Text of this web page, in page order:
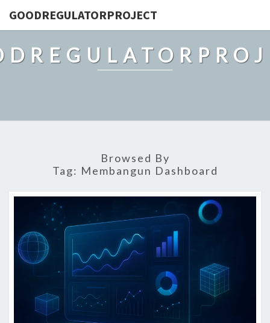
GOODREGULATORPROJECT
Browsed By
Tag: Membangun Dashboard